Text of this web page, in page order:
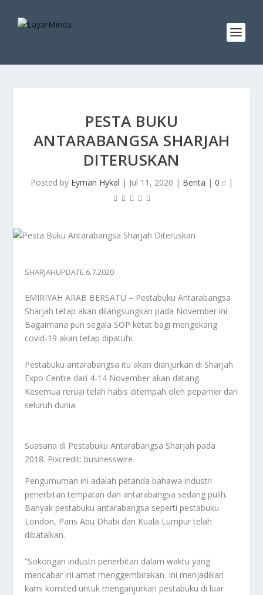
PESTA BUKU
ANTARABANGSA SHARJAH
DITERUSKAN
Posted by Eyman Hykal | Jul 11, 2020 | Berita | 0 |
SHARJAHUPDATE.6.7.2020
EMIRIYAH ARAB BERSATU – Pestabuku Antarabangsa
Sharjah tetap akan dilangsungkan pada November ini.
Bagaimana pun segala SOP ketat bagi mengekang
covid-19 akan tetap dipatuhi.
Pestabuku antarabangsa itu akan dianjurkan di Sharjah
Expo Centre dari 4-14 November akan datang.
Kesemua reruai telah habis ditempah oleh pepamer dari
seluruh dunia.
Suasana di Pestabuku Antarabangsa Sharjah pada
2018. Pixcredit: businesswire
Pengumuman ini adalah petanda bahawa industri
penerbitan tempatan dan antarabangsa sedang pulih.
Banyak pestabuku antarabangsa seperti pestabuku
London, Paris Abu Dhabi dan Kuala Lumpur telah
dibatalkan.
“Sokongan industri penerbitan dalam waktu yang
mencabar ini amat menggembirakan. Ini menjadikan
kami komited untuk menganjurkan pestabuku di luar